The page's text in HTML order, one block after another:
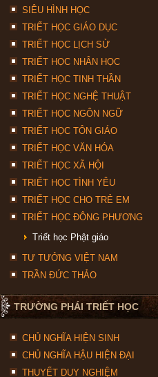
SIÊU HÌNH HỌC
TRIẾT HỌC GIÁO DỤC
TRIẾT HỌC LỊCH SỬ
TRIẾT HỌC NHÂN HỌC
TRIẾT HỌC TINH THẦN
TRIẾT HỌC NGHỆ THUẬT
TRIẾT HỌC NGÔN NGỮ
TRIẾT HỌC TÔN GIÁO
TRIẾT HỌC VĂN HÓA
TRIẾT HỌC XÃ HỘI
TRIẾT HỌC TÌNH YÊU
TRIẾT HỌC CHO TRẺ EM
TRIẾT HỌC ĐÔNG PHƯƠNG
Triết học Phật giáo
TƯ TƯỞNG VIỆT NAM
TRẦN ĐỨC THẢO
TRƯỜNG PHÁI TRIẾT HỌC
CHỦ NGHĨA HIỆN SINH
CHỦ NGHĨA HẬU HIỆN ĐẠI
THUYẾT DUY NGHIỆM